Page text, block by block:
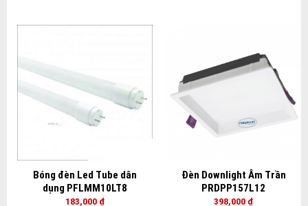
Bóng đèn Led Tube dân
dụng PFLMM10LT8
183,000 ₫
Đèn Downlight Âm Trần
PRDPP157L12
398,000 ₫